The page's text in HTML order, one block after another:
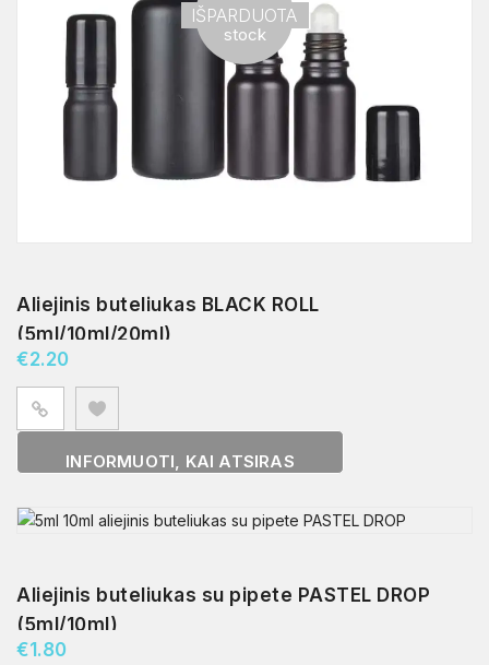
Out of
stock
IŠPARDUOTA
Aliejinis buteliukas BLACK ROLL
(5ml/10ml/20ml)
€2.20
INFORMUOTI, KAI ATSIRAS
Aliejinis buteliukas su pipete PASTEL DROP
(5ml/10ml)
€1.80